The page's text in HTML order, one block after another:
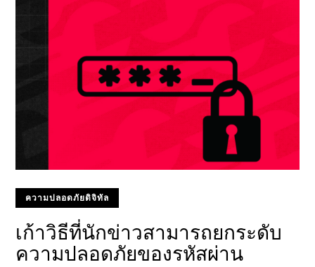
ความปลอดภัยดิจิทัล
เก้าวิธีที่นักข่าวสามารถยกระดับ
ความปลอดภัยของรหัสผ่าน